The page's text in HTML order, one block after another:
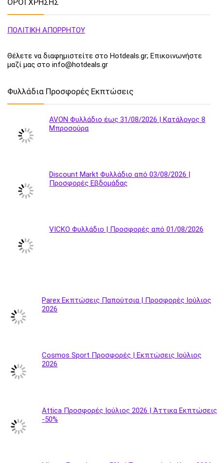
ΠΟΛΙΤΙΚΗ ΑΠΟΡΡΗΤΟΥ
Θέλετε να διαφημιστείτε στο Hotdeals.gr; Επικοινωνήστε
μαζί μας στο info@hotdeals.gr
Φυλλάδια Προσφορές Εκπτώσεις
AVON Φυλλάδιο έως 31/08/2026 | Κατάλογος 8
Μπροσούρα
Discount Markt Φυλλάδιο από 03/08/2026 |
Προσφορές Εβδομάδας
VICKO Φυλλάδιο | Προσφορές από 01/08/2026
Parex Εκπτώσεις Παπούτσια | Προσφορές Ιούλιος
2026
Cosmos Sport Προσφορές | Εκπτώσεις Ιούλιος
2026
Attica Προσφορές Ιούλιος 2026 | Άττικα Εκπτώσεις
-50%